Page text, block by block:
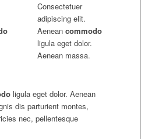
Consectetuer
adipiscing elit.
Aeneancommodo
ligula eget dolor.
Aenean massa.
ligula eget dolor. Aenean
dis parturient montes,
nec, pellentesque